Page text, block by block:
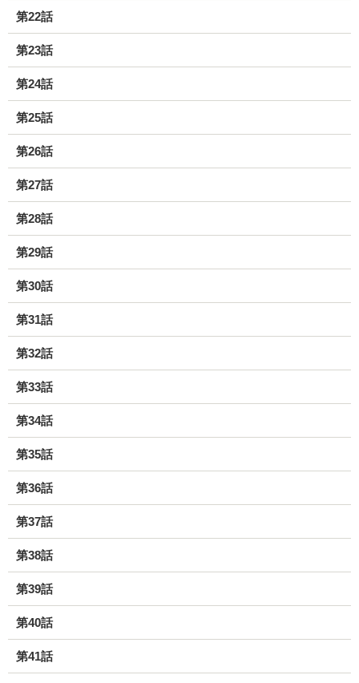
第22話
第23話
第24話
第25話
第26話
第27話
第28話
第29話
第30話
第31話
第32話
第33話
第34話
第35話
第36話
第37話
第38話
第39話
第40話
第41話